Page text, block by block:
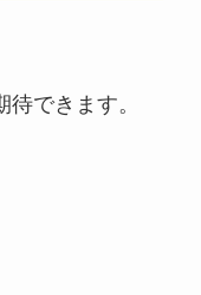
できます。